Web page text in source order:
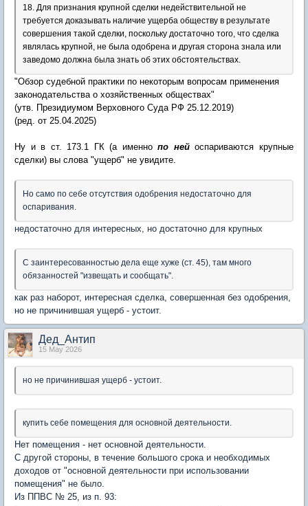
18. Для признания крупной сделки недействительной не
требуется доказывать наличие ущерба обществу в результате
совершения такой сделки, поскольку достаточно того, что сделка
являлась крупной, не была одобрена и другая сторона знала или
заведомо должна была знать об этих обстоятельствах.
"Обзор судебной практики по некоторым вопросам применения
законодательства о хозяйственных обществах"
(утв. Президиумом Верховного Суда РФ 25.12.2019)
(ред. от 25.04.2025)
Ну и в ст. 173.1 ГК (а именнопо нейоспариваются крупные
сделки) вы слова "ущерб" не увидите.
Но само по себе отсутствия одобрения недостаточно для
оспаривания.
недостаточно для интересных, но достаточно для крупных
С заинтересованностью дела еще хуже (ст. 45), там много
обязанностей "извещать и сообщать".
как раз наборот, интересная сделка, совершенная без одобрения,
но не причинившая ущерб - устоит.
Дед_Антип
15 May 2026
но не причинившая ущерб - устоит.
купить себе помещения для основной деятельности.
Нет помещения - нет основной деятельности.
С другой стороны, в течение большого срока и необходимых
доходов от "основной деятельности при использовании
помещения" не было.
Из ППВС № 25, из п. 93: